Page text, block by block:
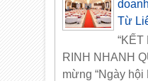
Từ
“KẾT
RINH NHANH
mừng “Ngày